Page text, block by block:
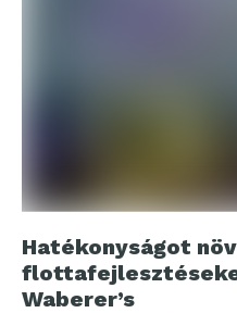
Hatékonyságot
Waberer’s